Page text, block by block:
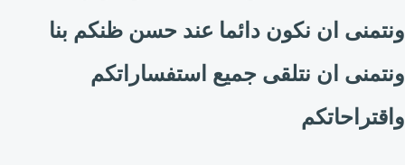
ونتمنى ان نكون دائما عند حسن ظنكم بنا
ونتمنى ان نتلقى جميع استفساراتكم
واقتراحاتكم